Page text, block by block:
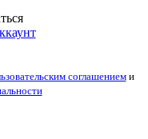
соглашениеми